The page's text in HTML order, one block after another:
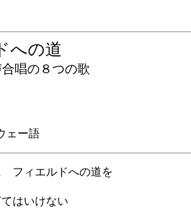
への道
８つの歌
ー語
フィエルドへの道を
はいけない